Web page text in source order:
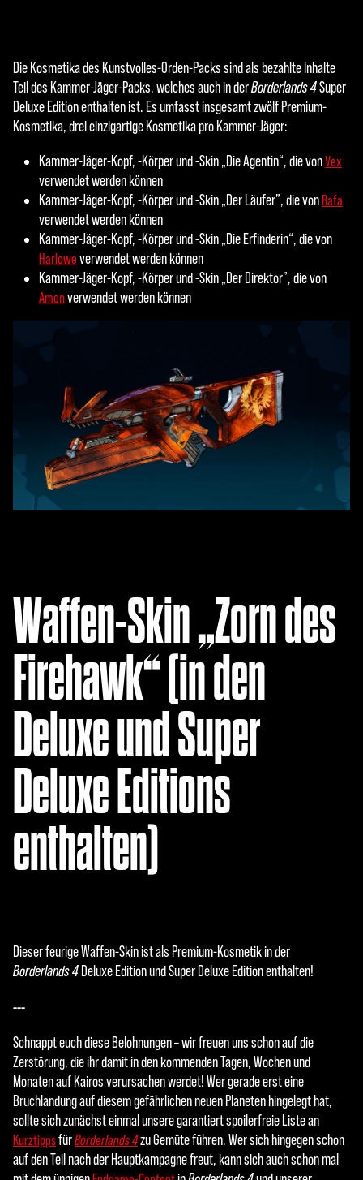
Die Kosmetika des Kunstvolles-Orden-Packs sind als bezahlte Inhalte
Teil des Kammer-Jäger-Packs, welches auch in derBorderlands 4Super
Deluxe Edition enthalten ist. Es umfasst insgesamt zwölf Premium-
Kosmetika, drei einzigartige Kosmetika pro Kammer-Jäger:
Kammer-Jäger-Kopf, -Körper und -Skin „Die Agentin“, die vonVex
verwendet werden können
Kammer-Jäger-Kopf, -Körper und -Skin „Der Läufer”, die von Rafa
verwendet werden können
Kammer-Jäger-Kopf, -Körper und -Skin „Die Erfinderin“, die von
Harlowe verwendet werden können
Kammer-Jäger-Kopf, -Körper und -Skin „Der Direktor”, die von
Amonverwendet werden können
Waffen-Skin „Zorn des
Firehawk“ (in den
Deluxe und Super
Deluxe Editions
enthalten)
Dieser feurige Waffen-Skin ist als Premium-Kosmetik in der
Borderlands 4 Deluxe Edition und Super Deluxe Edition enthalten!
---
Schnappt euch diese Belohnungen – wir freuen uns schon auf die
Zerstörung, die ihr damit in den kommenden Tagen, Wochen und
Monaten auf Kairos verursachen werdet! Wer gerade erst eine
Bruchlandung auf diesem gefährlichen neuen Planeten hingelegt hat,
sollte sich zunächst einmal unsere garantiert spoilerfreie Liste an
KurztippsfürBorderlands 4zu Gemüte führen. Wer sich hingegen schon
auf den Teil nach der Hauptkampagne freut, kann sich auch schon mal